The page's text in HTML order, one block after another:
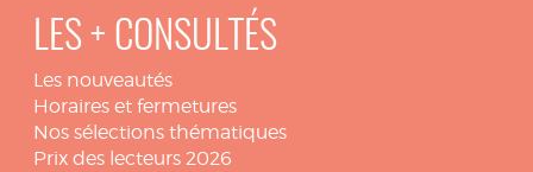
LES + CONSULTÉS
Les nouveautés
Horaires et fermetures
Nos sélections thématiques
Prix des lecteurs 2026